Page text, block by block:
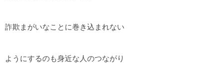
詐欺まがいなことに巻き込まれない
ようにするのも身近な人のつながり